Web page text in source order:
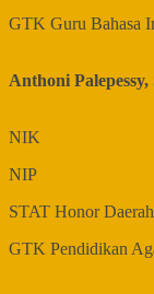
GTK Guru Bahasa
Anthoni Palepessy,
NIK
NIP
STAT Honor
GTK Pendidikan